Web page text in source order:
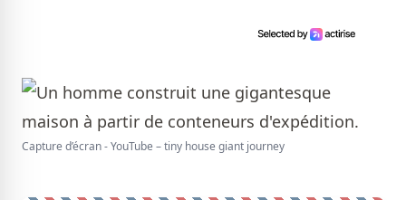
Capture d’écran - YouTube – tiny house giant journey